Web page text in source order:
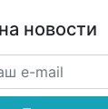
новости